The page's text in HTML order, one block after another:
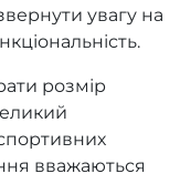
увагу на
розмір
вважаються